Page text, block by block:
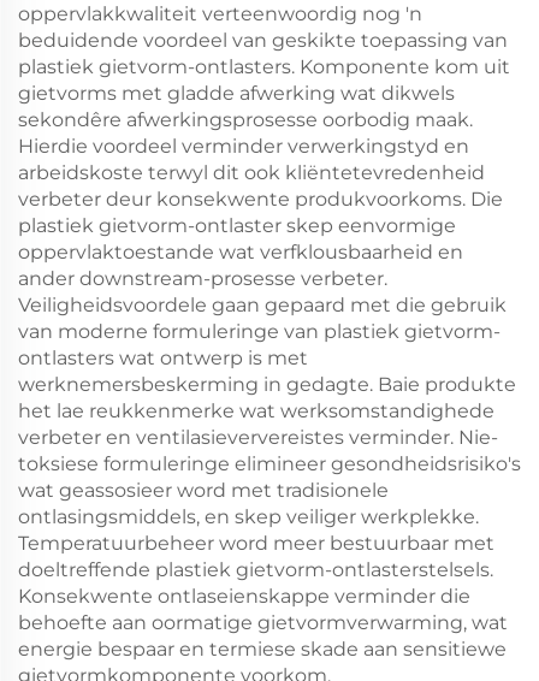
oppervlakkwaliteit verteenwoordig nog 'n
beduidende voordeel van geskikte toepassing van
plastiek gietvorm-ontlasters. Komponente kom uit
gietvorms met gladde afwerking wat dikwels
sekondêre afwerkingsprosesse oorbodig maak.
Hierdie voordeel verminder verwerkingstyd en
arbeidskoste terwyl dit ook kliëntetevredenheid
verbeter deur konsekwente produkvoorkoms. Die
plastiek gietvorm-ontlaster skep eenvormige
oppervlaktoestande wat verfklousbaarheid en
ander downstream-prosesse verbeter.
Veiligheidsvoordele gaan gepaard met die gebruik
van moderne formuleringe van plastiek gietvorm-
ontlasters wat ontwerp is met
werknemersbeskerming in gedagte. Baie produkte
het lae reukkenmerke wat werksomstandighede
verbeter en ventilasieververeistes verminder. Nie-
toksiese formuleringe elimineer gesondheidsrisiko's
wat geassosieer word met tradisionele
ontlasingsmiddels, en skep veiliger werkplekke.
Temperatuurbeheer word meer bestuurbaar met
doeltreffende plastiek gietvorm-ontlasterstelsels.
Konsekwente ontlaseienskappe verminder die
behoefte aan oormatige gietvormverwarming, wat
energie bespaar en termiese skade aan sensitiewe
gietvormkomponente voorkom.